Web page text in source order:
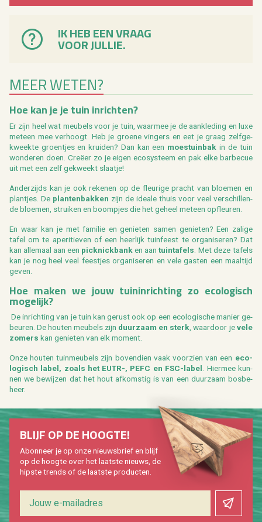
IK HEB EEN VRAAG
VOOR JULLIE.
MEER WETEN?
Hoe kan je je tuin in­rich­ten?
Er zijn heel wat meu­bels voor je tuin, waar­mee je de aan­kle­ding en luxe
met­een mee ver­hoogt. Heb je groe­ne vin­gers en eet je graag zelf­ge­
kweek­te groen­tjes en krui­den? Dan kan een moes­tuin­bak in de tuin
won­de­ren doen. Creëer zo je eigen eco­sys­teem en pak elke bar­be­cue
uit met een zelf ge­kweekt slaatje!
An­der­zijds kan je ook re­ke­nen op de fleu­ri­ge pracht van bloe­men en
plant­jes. De plan­ten­bak­ken zijn de ide­a­le thuis voor veel ver­schil­len­
de bloe­men, strui­ken en boom­pjes die het ge­heel met­een op­fleu­ren.
En waar kan je met fa­mi­lie en ge­nie­ten samen ge­nie­ten? Een za­li­ge
tafel om te ape­ri­tie­ven of een heer­lijk tuin­feest te or­ga­ni­se­ren? Dat
kan al­le­maal aan een pick­nick­bank en aan tuin­ta­fels . Met deze ta­fels
kan je nog heel veel feest­jes or­ga­ni­se­ren en vele gas­ten een maal­tijd
geven.
Hoe maken we jouw tuin­in­rich­ting zo eco­lo­gisch
mo­ge­lijk?
De in­rich­ting van je tuin kan ge­rust ook op een eco­lo­gi­sche ma­nier ge­
beu­ren. De hou­ten meu­bels zijn duur­zaam en sterk, waar­door jevele
zo­mers kan ge­nie­ten van elk mo­ment.
Onze hou­ten tuin­meu­bels zijn bo­ven­dien vaak voor­zien van een eco­
lo­gisch label, zoals het EUTR-, PEFC en FSC-label. Hier­mee kun­
nen we be­wij­zen dat het hout af­kom­stig is van een duur­zaam bos­be­
heer.
BLIJF OP DE HOOG­TE!
Abon­neer je op onze nieuws­brief en blijf
op de hoog­te over het laat­ste nieuws, de
hip­s­te trends of de laat­ste pro­duc­ten.